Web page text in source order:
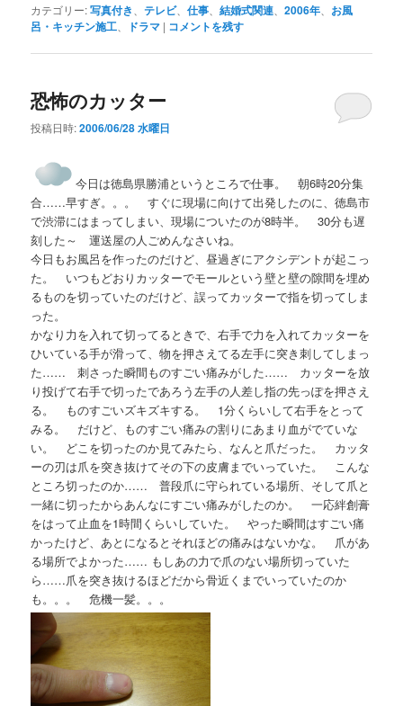
カテゴリー:写真付き 、テレビ、仕事 、結婚式関連 、2006年
お風
呂・キッチン施工
ドラマ | コメントを残す
恐怖のカッター
投稿日時:2006/06/28 水曜日
今日は徳島県勝浦というところで仕事。 朝6時20分集
合……早すぎ。。。 すぐに現場に向けて出発したのに、徳島市
で渋滞にはまってしまい、現場についたのが8時半。 30分も遅
刻した～ 運送屋の人ごめんなさいね。
今日もお風呂を作ったのだけど、昼過ぎにアクシデントが起こっ
た。 いつもどおりカッターでモールという壁と壁の隙間を埋め
るものを切っていたのだけど、誤ってカッターで指を切ってしま
った。
かなり力を入れて切ってるときで、右手で力を入れてカッターを
ひいている手が滑って、物を押さえてる左手に突き刺してしまっ
た…… 刺さった瞬間ものすごい痛みがした…… カッターを放
り投げて右手で切ったであろう左手の人差し指の先っぽを押さえ
る。 ものすごいズキズキする。 1分くらいして右手をとって
みる。 だけど、ものすごい痛みの割りにあまり血がでていな
い。 どこを切ったのか見てみたら、なんと爪だった。 カッタ
ーの刃は爪を突き抜けてその下の皮膚までいっていた。 こんな
ところ切ったのか…… 普段爪に守られている場所、そして爪と
一緒に切ったからあんなにすごい痛みがしたのか。 一応絆創膏
をはって止血を1時間くらいしていた。 やった瞬間はすごい痛
かったけど、あとになるとそれほどの痛みはないかな。 爪があ
る場所でよかった…… もしあの力で爪のない場所切っていた
ら……爪を突き抜けるほどだから骨近くまでいっていたのか
も。。。 危機一髪。。。